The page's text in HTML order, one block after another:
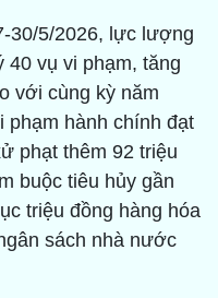
30/5/2026, lực lượng
40 vụ vi phạm, tăng
với cùng kỳ năm
hành chính đạt
phạt thêm 92 triệu
buộc tiêu hủy gần
triệu đồng hàng hóa
sách nhà nước